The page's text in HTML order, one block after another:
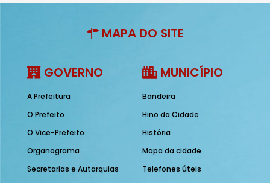
MAPA DO SITE
GOVERNO
A Prefeitura
O Prefeito
O Vice-Prefeito
Organograma
Secretarias e Autarquias
MUNICÍPIO
Bandeira
Hino da Cidade
História
Mapa da cidade
Telefones úteis